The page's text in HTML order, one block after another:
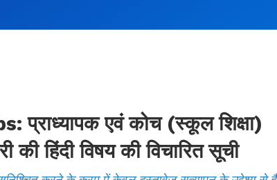
एवं कोच (स्कूल शिक्षा)
की हिंदी विषय की विचारित सूची